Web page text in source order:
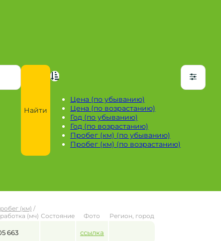
Найти
Цена (по убыванию)
Цена (по возрастанию)
Год (по убыванию)
Год (по возрастанию)
Пробег (км) (по убыванию)
Пробег (км) (по возрастанию)
(км) /
(мч) Состояние Фото Регион, город
663 ссылка